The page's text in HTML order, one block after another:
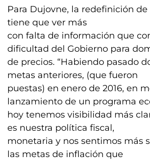
Para Dujovne, la redefinición
tiene que ver más
con falta de información que
dificultad del Gobierno para
de precios. “Habiendo pasado
metas anteriores, (que fueron
puestas) en enero de 2016, en
lanzamiento de un programa
hoy tenemos visibilidad más
es nuestra política fiscal,
monetaria y nos sentimos más
las metas de inflación que